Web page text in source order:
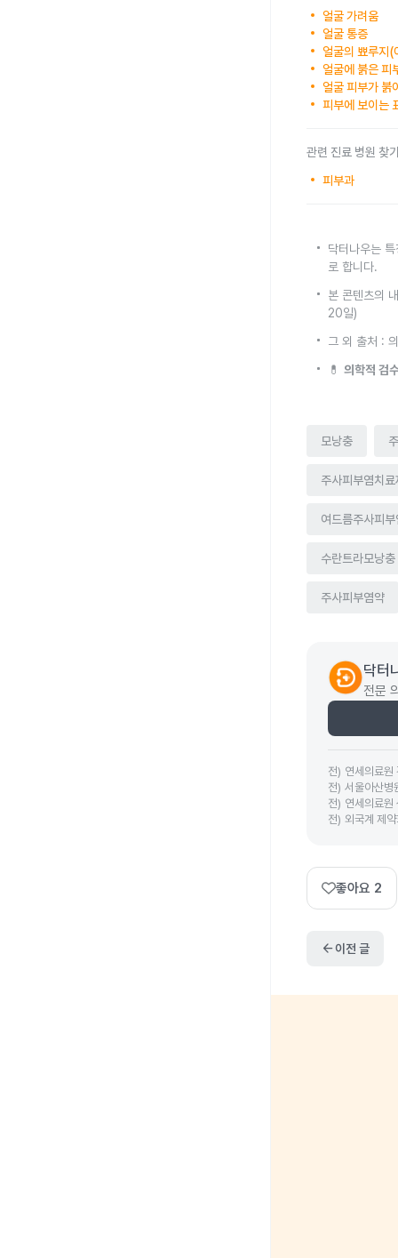
얼굴 가려움
얼굴 통증
얼굴의 뾰루지(
얼굴에 붉은 피
얼굴 피부가 붉
피부에 보이는
관련 진료 병원 찾
피부과
닥터나우는
로 합니다.
본 콘텐츠의
20일)
그 외 출처 :
💊 의학적 검
모낭충
주사피부염치료
여드름주사피부
수란트라모낭충
주사피부염약
닥터
전문
전) 연세의료원
전) 서울아산병
전) 연세의료원
전) 외국계 제
좋아요 2
arrow_back이전 글